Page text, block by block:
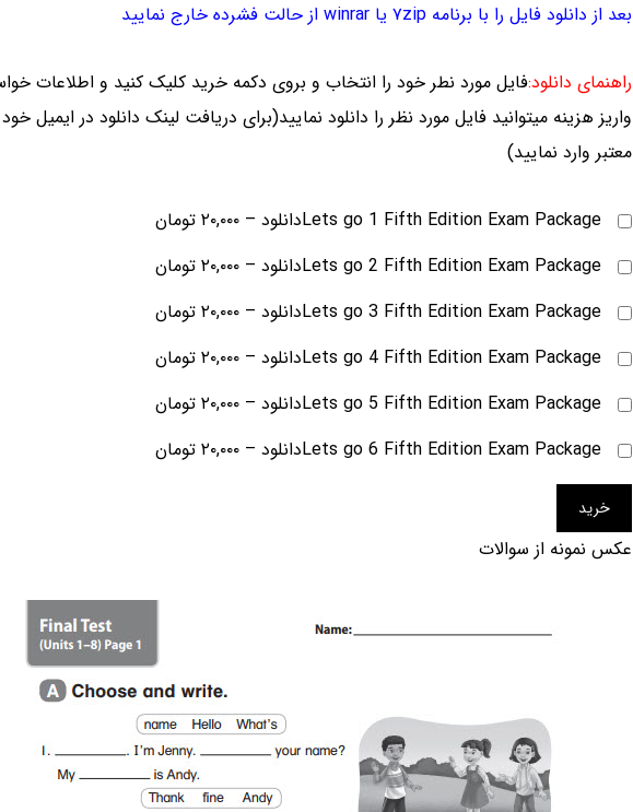
بعد از دانلود فایل را با برنامه ۷zip یا winrar از حالت فشرده خارج نمایید
راهنمای دانلود:فایل مورد نطر خود را انتخاب و بروی دکمه خرید کلیک کنید و اطلاعات
واریز هزینه میتوانید فایل مورد نظر را دانلود نمایید(برای دریافت لینک دانلود در ایمیل
معتبر وارد نمایید)
Lets go 1 Fifth Edition Exam Packageدانلود –۲۰,۰۰۰ تومان
Lets go 2 Fifth Edition Exam Packageدانلود
–۲۰,۰۰۰ تومان
Lets go 3 Fifth Edition Exam Packageدانلود
–۲۰,۰۰۰ تومان
Lets go 4 Fifth Edition Exam Packageدانلود
–۲۰,۰۰۰ تومان
Lets go 5 Fifth Edition Exam Packageدانلود
–۲۰,۰۰۰ تومان
Lets go 6 Fifth Edition Exam Packageدانلود
–۲۰,۰۰۰ تومان
خرید
عکس نمونه از سوالات